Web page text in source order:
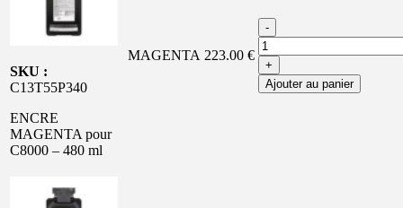
SKU :
C13T55P340
ENCRE
MAGENTA pour
C8000 – 480 ml
MAGENTA 223.00 €
-
+
Ajouter au panier